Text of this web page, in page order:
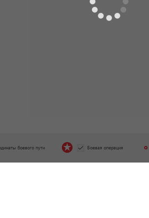
боевого пути Боевая операция